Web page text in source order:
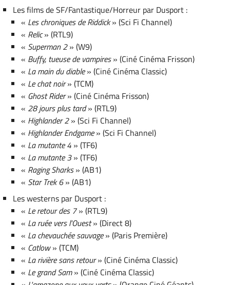
Les films de SF/Fantastique/Horreur par Dusport :
« Les chroniques de Riddick» (Sci Fi Channel)
« Relic» (RTL9)
« Superman 2» (W9)
« Buffy, tueuse de vampires» (Ciné Cinéma Frisson)
« La main du diable» (Ciné Cinéma Classic)
« Le chat noir» (TCM)
« Ghost Rider» (Ciné Cinéma Frisson)
« 28 jours plus tard» (RTL9)
« Highlander 2» (Sci Fi Channel)
« Highlander Endgame» (Sci Fi Channel)
« La mutante 4 » (TF6)
« La mutante 3» (TF6)
« Raging Sharks» (AB1)
« Star Trek 6» (AB1)
Les westerns par Dusport :
« Le retour des 7» (RTL9)
« La ruée vers l'Ouest» (Direct 8)
« La chevauchée sauvage» (Paris Première)
« Catlow» (TCM)
« La rivière sans retour» (Ciné Cinéma Classic)
« Le grand Sam» (Ciné Cinéma Classic)